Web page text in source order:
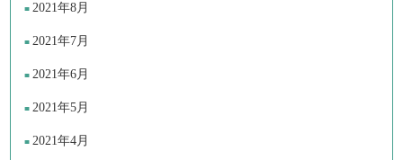
2021年8月
2021年7月
2021年6月
2021年5月
2021年4月